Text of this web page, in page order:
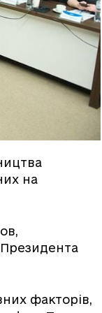
на
факторів,